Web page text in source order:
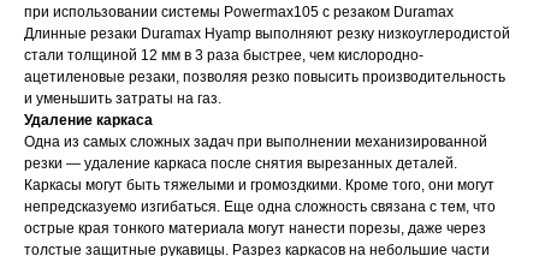
при использовании системы Powermax105 с резаком Duramax
Длинные резаки Duramax Hyamp выполняют резку низкоуглеродистой
стали толщиной 12 мм в 3 раза быстрее, чем кислородно-
ацетиленовые резаки, позволяя резко повысить производительность
и уменьшить затраты на газ.
Удаление каркаса
Одна из самых сложных задач при выполнении механизированной
резки — удаление каркаса после снятия вырезанных деталей.
Каркасы могут быть тяжелыми и громоздкими. Кроме того, они могут
непредсказуемо изгибаться. Еще одна сложность связана с тем, что
острые края тонкого материала могут нанести порезы, даже через
толстые защитные рукавицы. Разрез каркасов на небольшие части